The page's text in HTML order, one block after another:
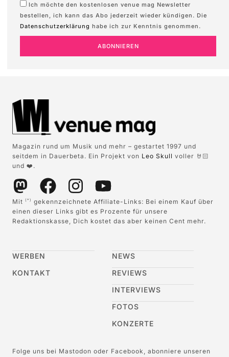
Ich möchte den kostenlosen venue mag Newsletter
bestellen, ich kann das Abo jederzeit wieder kündigen. Die
Datenschutzerklärung habe ich zur Kenntnis genommen.
ABONNIEREN
Magazin rund um Musik und mehr – gestartet 1997 und
seitdem in Dauerbeta. Ein Projekt von Leo Skull voller 🤘🏻
und ❤️.
Mit (*)
gekennzeichnete Affiliate-Links: Bei einem Kauf über
einen dieser Links gibt es Prozente für unsere
Redaktionskasse, Dich kostet das aber keinen Cent mehr.
WERBEN
KONTAKT
NEWS
REVIEWS
INTERVIEWS
FOTOS
KONZERTE
Folge uns bei Mastodon oder Facebook, abonniere unseren